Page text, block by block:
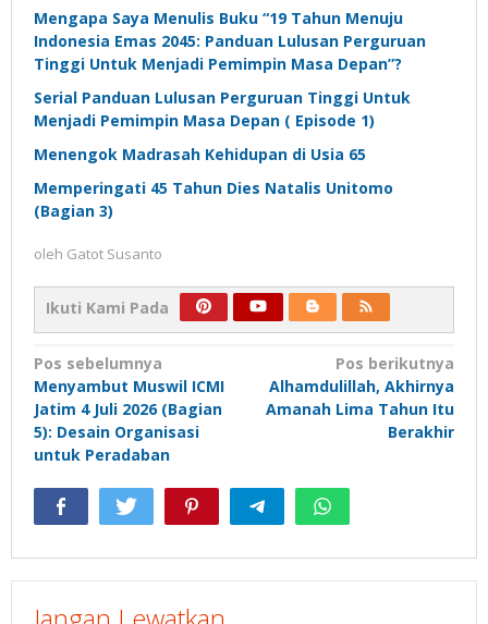
Mengapa Saya Menulis Buku “19 Tahun Menuju
Indonesia Emas 2045: Panduan Lulusan Perguruan
Tinggi Untuk Menjadi Pemimpin Masa Depan”?
Serial Panduan Lulusan Perguruan Tinggi Untuk
Menjadi Pemimpin Masa Depan ( Episode 1)
Menengok Madrasah Kehidupan di Usia 65
Memperingati 45 Tahun Dies Natalis Unitomo
(Bagian 3)
oleh Gatot Susanto
Ikuti Kami Pada
Navigasi
pos
Pos sebelumnya
Menyambut Muswil ICMI
Jatim 4 Juli 2026 (Bagian
5): Desain Organisasi
untuk Peradaban
Pos berikutnya
Alhamdulillah, Akhirnya
Amanah Lima Tahun Itu
Berakhir